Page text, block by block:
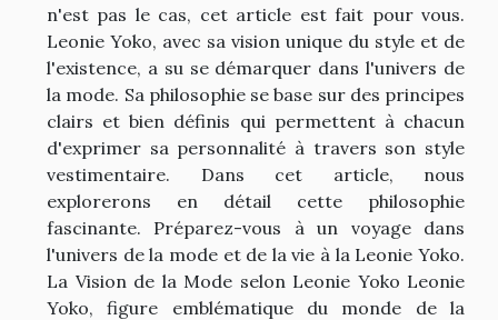
n'est pas le cas, cet article est fait pour vous.
Leonie Yoko, avec sa vision unique du style et de
l'existence, a su se démarquer dans l'univers de
la mode. Sa philosophie se base sur des principes
clairs et bien définis qui permettent à chacun
d'exprimer sa personnalité à travers son style
vestimentaire. Dans cet article, nous
explorerons en détail cette philosophie
fascinante. Préparez-vous à un voyage dans
l'univers de la mode et de la vie à la Leonie Yoko.
La Vision de la Mode selon Leonie Yoko Leonie
Yoko, figure emblématique du monde de la